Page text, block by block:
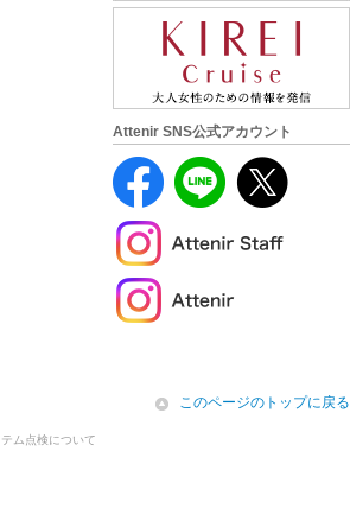
Attenir SNS公式アカウント
icon
このページのトップに戻る
ム点検について